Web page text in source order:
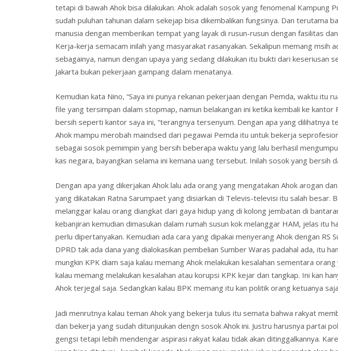
tetapi di bawah Ahok bisa dilakukan. Ahok adalah sosok yang fenomenal Kampung
sudah puluhan tahunan dalam sekejap bisa dikembalikan fungsinya. Dan terutama
manusia dengan memberikan tempat yang layak di rusun-rusun dengan fasilitas
Kerja-kerja semacam inilah yang masyarakat rasanyakan. Sekalipun memang msih
sebagainya, namun dengan upaya yang sedang dilakukan itu bukti dari keseriusan
Jakarta bukan pekerjaan gampang dalam menatanya.
Kemudian kata Nino, “Saya ini punya rekanan pekerjaan dengan Pemda, waktu itu
file yang tersimpan dalam stopmap, namun belakangan ini ketika kembali ke kantor
bersih seperti kantor saya ini, “terangnya tersenyum. Dengan apa yang dilihatnya
Ahok mampu merobah maindsed dari pegawai Pemda itu untuk bekerja
sebagai sosok pemimpin yang bersih beberapa waktu yang lalu berhasil
kas negara, bayangkan selama ini kemana uang tersebut. Inilah sosok yang bersih
Dengan apa yang dikerjakan Ahok lalu ada orang yang mengatakan Ahok arogan
yang dikatakan Ratna Sarumpaet yang disiarkan di Televis-televisi itu salah besar.
melanggar kalau orang diangkat dari gaya hidup yang di kolong jembatan di
kebanjiran kemudian dimasukan dalam rumah susun kok melanggar HAM, jelas itu
perlu dipertanyakan. Kemudian ada cara yang dipakai menyerang Ahok dengan RS
DPRD tak ada dana yang dialokasikan pembelian Sumber Waras padahal ada, itu
mungkin KPK diam saja kalau memang Ahok melakukan kesalahan sementara
kalau memang melakukan kesalahan atau korupsi KPK kejar dan tangkap. Ini kan
Ahok terjegal saja. Sedangkan kalau BPK memang itu kan politik orang ketuanya
Jadi menrutnya kalau teman Ahok yang bekerja tulus itu semata bahwa rakyat
dan bekerja yang sudah ditunjuukan dengn sosok Ahok ini. Justru harusnya partai
gengsi tetapi lebih mendengar aspirasi rakyat kalau tidak akan ditinggalkannya.